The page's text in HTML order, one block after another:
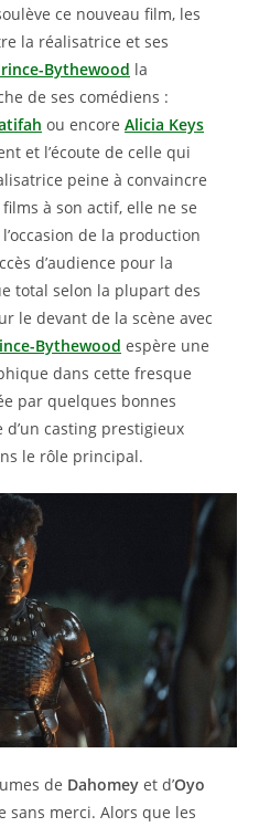
ce nouveau film, les
la réalisatrice et ses
Bythewood la
de ses comédiens :
ou encore Alicia Keys
et l’écoute de celle qui
peine à convaincre
à son actif, elle ne se
de la production
d’audience pour la
total selon la plupart des
le devant de la scène avec
Bythewood espère une
dans cette fresque
par quelques bonnes
casting prestigieux
le rôle principal.
de Dahomey et d’Oyo
sans merci. Alors que les